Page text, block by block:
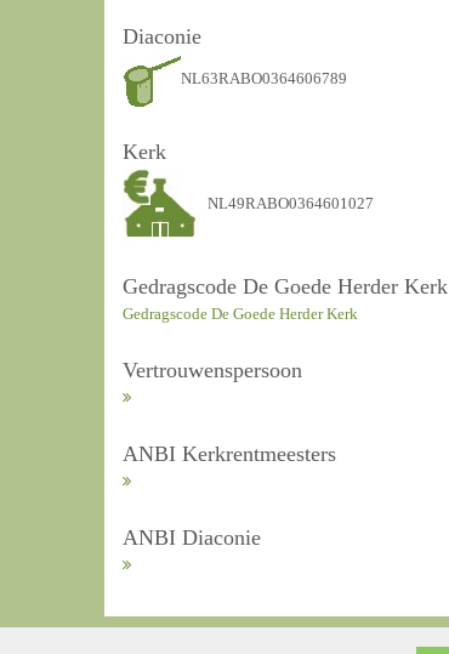
Diaconie
NL63RABO0364606789
Kerk
NL49RABO0364601027
Gedragscode De Goede Herder Kerk
Gedragscode De Goede Herder Kerk
Vertrouwenspersoon
ANBI Kerkrentmeesters
ANBI Diaconie